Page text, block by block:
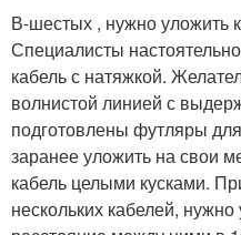
В-шестых , нужно уложить
Специалисты
кабель с натяжкой.
волнистой линией с
подготовлены футляры
заранее уложить на свои
кабель целыми кусками.
нескольких кабелей,